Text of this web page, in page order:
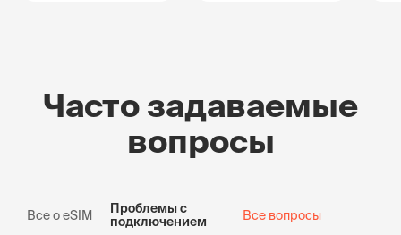
Часто задаваемые
вопросы
Все о eSIM
Проблемы с
подключением
Все вопросы